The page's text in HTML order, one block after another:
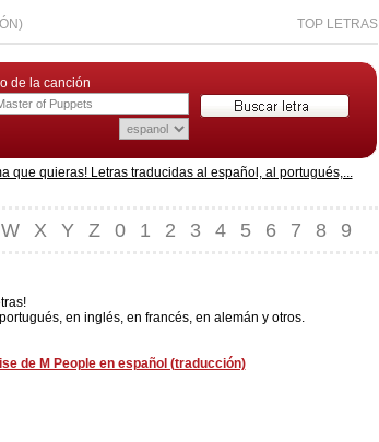
TOP LETRAS
de la canción
que quieras! Letras traducidas al español, al portugués,...
W X Y Z 0 1 2 3 4 5 6 7 8 9
en inglés, en francés, en alemán y otros.
de M People en español (traducción)